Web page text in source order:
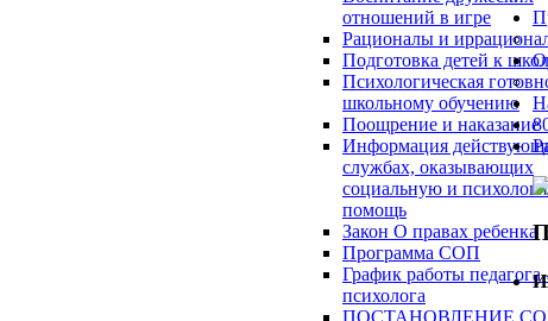
отношений в игре
Рационалы и
Подготовка детей к
Психологическая
школьному обучению
Поощрение и наказание
Информация
службах, оказывающих
социальную и
помощь
Закон О правах ребенка
Программа СОП
График работы педагога
психолога